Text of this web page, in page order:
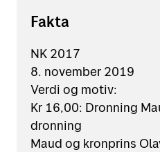
Fakta
NK 2017
8. november 2019
Verdi og motiv:
Kr 16,00: Dronning
dronning
Maud og kronprins